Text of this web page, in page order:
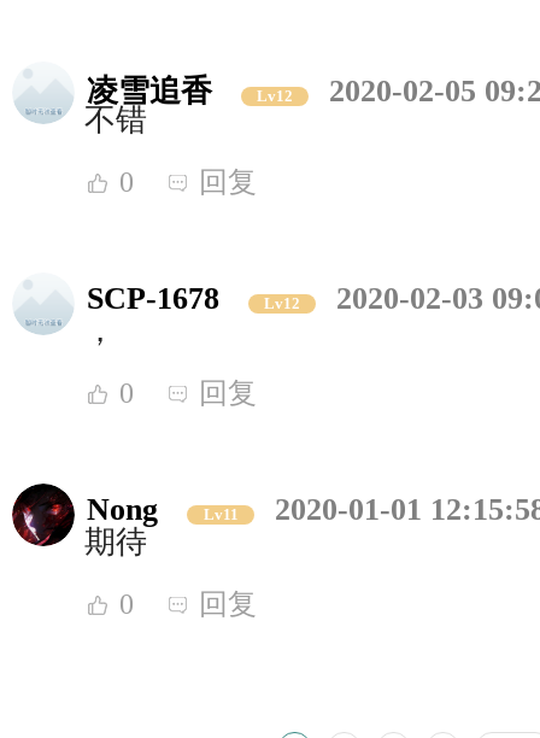
凌雪追香 Lv12
2020-02-05
不错
0 回复
SCP-1678 Lv12
2020-02-03
，
0 回复
Nong Lv11
2020-01-01
期待
0 回复